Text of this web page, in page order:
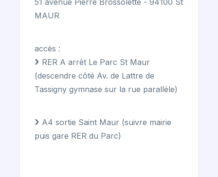
51 avenue Pierre Brossolette - 94100 St
MAUR
accès :
RER A arrêt Le Parc St Maur
(descendre côté Av. de Lattre de
Tassigny gymnase sur la rue parallèle)
A4 sortie Saint Maur (suivre mairie
puis gare RER du Parc)